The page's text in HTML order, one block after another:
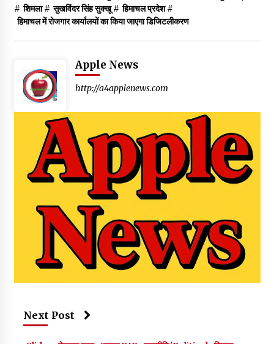
# शिमला# सुखविंदर सिंह सुक्खू# हिमाचल प्रदेश#
हिमाचल में रोजगार कार्यालयों का किया जाएगा डिजिटलीकरण
Apple News
http://a4applenews.com
Next Post